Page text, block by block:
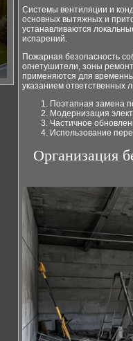
Системы вентиляции и
основных вытяжных и
устанавливаются
испарений.
Пожарная безопасность
огнетушители, зоны
применяются для
указанием ответственных
Поэтапная замена
Модернизация
Частичное
Использование
Организация